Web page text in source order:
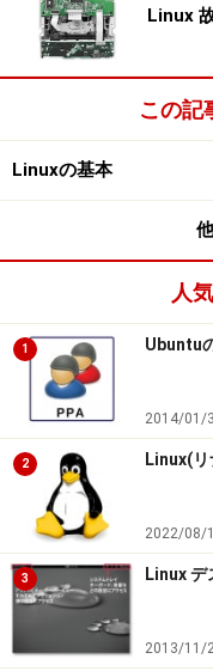
Linux
この記
Linuxの基本
人
1 Ubuntu
2014/01/
2 Linux(
2022/08/
3 Linux デ
2013/11/